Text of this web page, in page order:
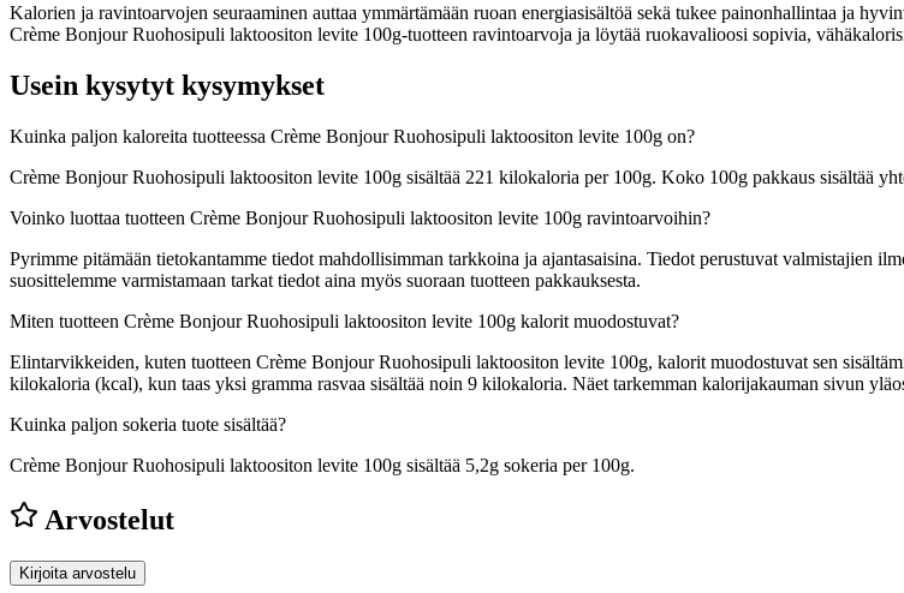
Kalorien ja ravintoarvojen seuraaminen auttaa ymmärtämään ruoan energiasisältöä sekä tukee painonhallintaa ja
Crème Bonjour Ruohosipuli laktoositon levite 100g-tuotteen ravintoarvoja ja löytää ruokavalioosi sopivia,
Usein kysytyt kysymykset
Kuinka paljon kaloreita tuotteessa Crème Bonjour Ruohosipuli laktoositon levite 100g on?
Crème Bonjour Ruohosipuli laktoositon levite 100g sisältää 221 kilokaloria per 100g. Koko 100g pakkaus sisältää
Voinko luottaa tuotteen Crème Bonjour Ruohosipuli laktoositon levite 100g ravintoarvoihin?
Pyrimme pitämään tietokantamme tiedot mahdollisimman tarkkoina ja ajantasaisina. Tiedot perustuvat valmistajien
suosittelemme varmistamaan tarkat tiedot aina myös suoraan tuotteen pakkauksesta.
Miten tuotteen Crème Bonjour Ruohosipuli laktoositon levite 100g kalorit muodostuvat?
Elintarvikkeiden, kuten tuotteen Crème Bonjour Ruohosipuli laktoositon levite 100g, kalorit muodostuvat sen
kilokaloria (kcal), kun taas yksi gramma rasvaa sisältää noin 9 kilokaloria. Näet tarkemman kalorijakauman sivun
Kuinka paljon sokeria tuote sisältää?
Crème Bonjour Ruohosipuli laktoositon levite 100g sisältää 5,2g sokeria per 100g.
Arvostelut
Kirjoita arvostelu